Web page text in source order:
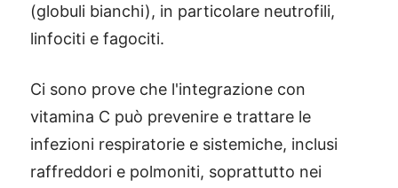
(globuli bianchi), in particolare neutrofili,
linfociti e fagociti.
Ci sono prove che l'integrazione con
vitamina C può prevenire e trattare le
infezioni respiratorie e sistemiche, inclusi
raffreddori e polmoniti, soprattutto nei